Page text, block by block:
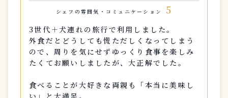
シェフの雰囲気・コミュニケーション 5
3世代＋犬連れの旅行で利用しました。
外食だとどうしても慌ただしくなってしまう
ので、周りを気にせずゆっくり食事を楽しみ
たくてお願いしましたが、大正解でした。
食べることが大好きな両親も「本当に美味し
い」と大満足。